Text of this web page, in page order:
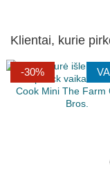
Klientai, kurie
-30%